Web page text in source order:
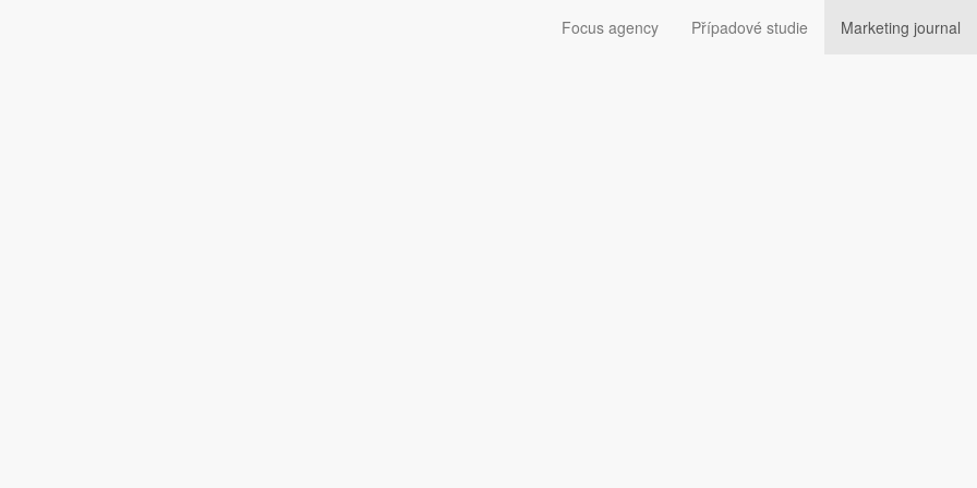
Focus agency Případové studie
Marketing journal
má být barva roku 2024. Kritici dodávají, že je PANTONE 13-1023 Peach Fuzz navíc barva plně demokratická — nesluší prý
Color Institute je jí odstín nazvaný „
jemně smyslná a procítěná“.
stále ještě spíše „ne-vousy“ u pubertálních chlapců. Významů slova fuzz je mnoho, jedním z nejzajímavějších je to, že jde o
archaickou obdobu téhož s pojmenováním „chlupatý“.
při jejím výběru
atraktivní cestovní destinace, nové životní styly
sociálních médií, a dokonce i nadcházející sportovní události, které přitahují pozornost celého světa,"
i výkonná ředitelka společnosti, Leatrice Eiseman, když říká: